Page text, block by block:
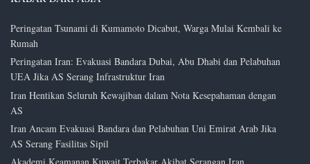
Peringatan Tsunami di Kumamoto Dicabut, Warga Mulai Kembali ke
Rumah
Peringatan Iran: Evakuasi Bandara Dubai, Abu Dhabi dan Pelabuhan
UEA Jika AS Serang Infrastruktur Iran
Iran Hentikan Seluruh Kewajiban dalam Nota Kesepahaman dengan
AS
Iran Ancam Evakuasi Bandara dan Pelabuhan Uni Emirat Arab Jika
AS Serang Fasilitas Sipil